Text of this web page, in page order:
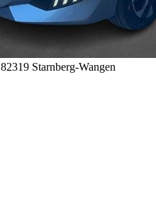
82319 Starnberg-Wangen